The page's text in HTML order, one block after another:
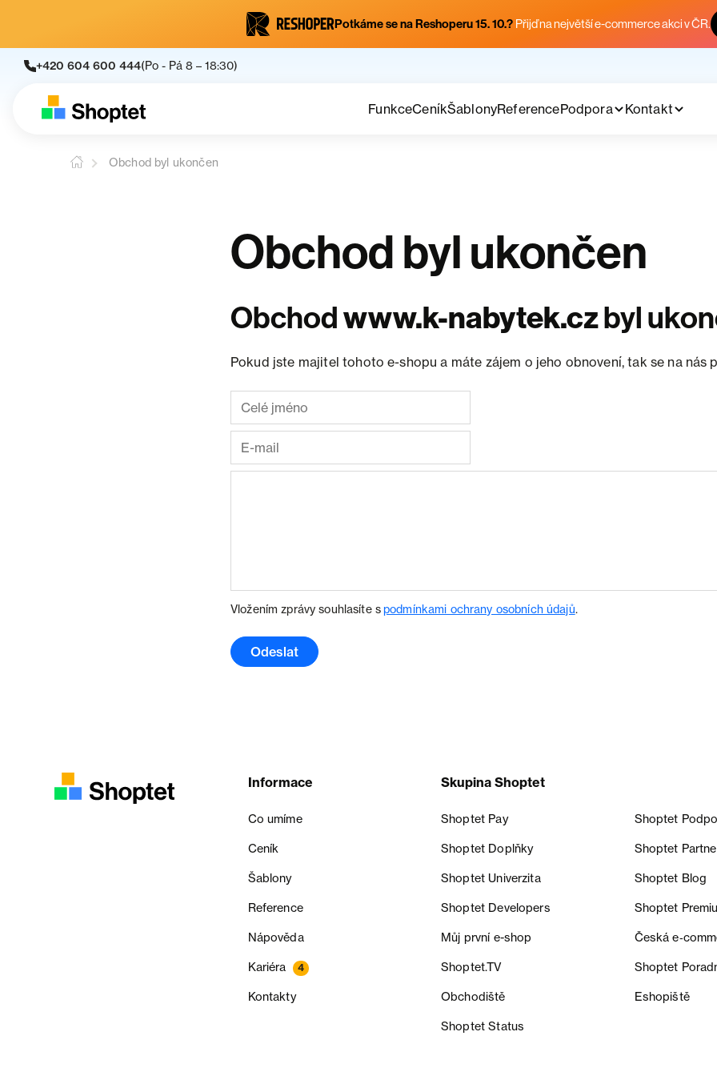
Potkáme se na Reshoperu 15. 10.? Přijď na největší e-commerce akci v ČR.
+420 604 600 444(Po - Pá 8 – 18:30)
FunkceCeníkŠablonyReferencePodpora Kontakt
Obchod byl ukončen
Obchod byl ukončen
Obchodwww.k-nabytek.czbyl
Pokud jste majitel tohoto e-shopu a máte zájem o jeho obnovení, tak se na nás
Vložením zprávy souhlasíte spodmínkami ochrany osobních údajů.
Odeslat
Informace
Co umíme
Ceník
Šablony
Reference
Nápověda
Kariéra 4
Kontakty
Skupina Shoptet
Shoptet Pay Shoptet
Shoptet Doplňky Shoptet
Shoptet Univerzita Shoptet Blog
Shoptet Developers Shoptet
Můj první e-shop Česká
Shoptet.TV Shoptet
Obchodiště Eshopiště
Shoptet Status